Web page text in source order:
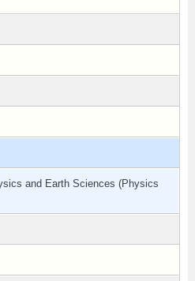
and Earth Sciences (Physics